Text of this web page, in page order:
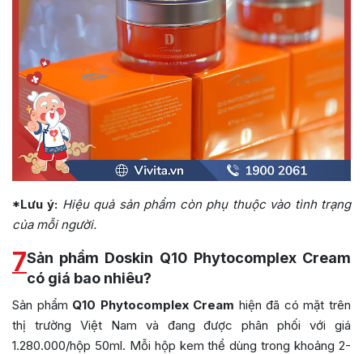
*Lưu ý: Hiệu quả sản phẩm còn phụ thuộc vào tình trạng
của mỗi người.
7Sản phẩm Doskin Q10 Phytocomplex Cream
có giá bao nhiêu?
Sản phẩm Q10 Phytocomplex Cream hiện đã có mặt trên
thị trường Việt Nam và đang được phân phối với giá
1.280.000/hộp 50ml. Mỗi hộp kem thể dùng trong khoảng 2-